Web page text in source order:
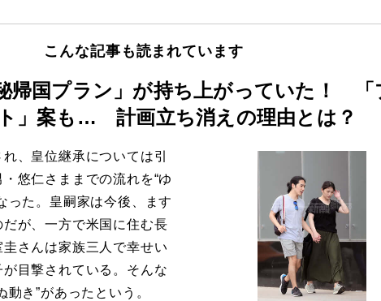
こんな記事も読まれています
帰国プラン」が持ち上がっていた！ 「
」案も… 計画立ち消えの理由とは？
、皇位継承については引
悠仁さままでの流れを“ゆ
った。皇嗣家は今後、ます
が、一方で米国に住む長
さんは家族三人で幸せい
目撃されている。そんな
き”があったという。